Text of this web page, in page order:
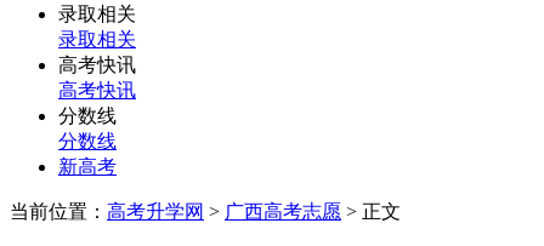
录取相关
录取相关
高考快讯
高考快讯
分数线
分数线
新高考
当前位置： 高考升学网 > 广西高考志愿 > 正文